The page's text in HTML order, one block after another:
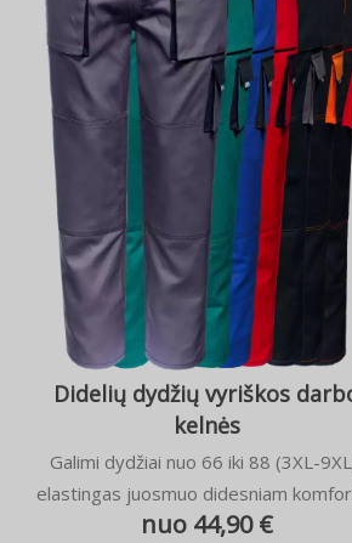
Didelių dydžių vyriškos
kelnės
Galimi dydžiai nuo 66 iki 88 (3XL-
elastingas juosmuo didesniam
nuo 44,90 €